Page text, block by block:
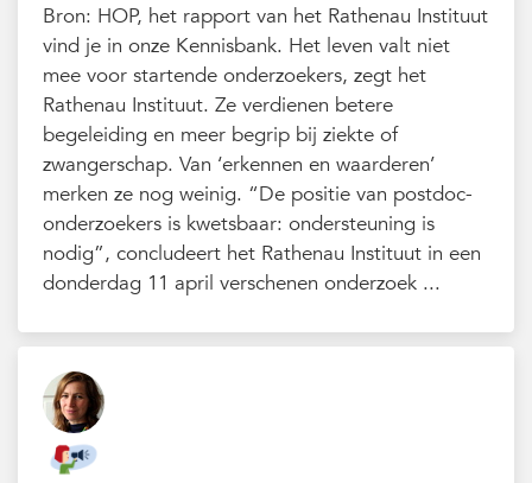
Bron: HOP, het rapport van het Rathenau Instituut
vind je in onze Kennisbank. Het leven valt niet
mee voor startende onderzoekers, zegt het
Rathenau Instituut. Ze verdienen betere
begeleiding en meer begrip bij ziekte of
zwangerschap. Van ‘erkennen en waarderen’
merken ze nog weinig. “De positie van postdoc-
onderzoekers is kwetsbaar: ondersteuning is
nodig”, concludeert het Rathenau Instituut in een
donderdag 11 april verschenen onderzoek ...